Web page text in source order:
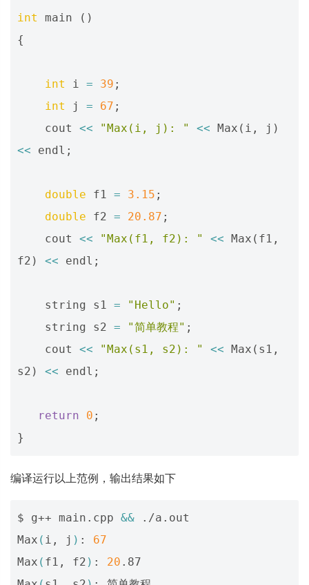
int main
()
{
int i = 39 ;
int
j = 67 ;
cout
<< "Max(i, j): " << Max ( i , j )
<<
endl ;
double f1 = 3.15 ;
double
f2 = 20.87 ;
cout
<< "Max(f1, f2): " << Max ( f1 ,
f2 ) << endl ;
string s1 = "Hello" ;
string
s2 = "简单教程" ;
cout
<< "Max(s1, s2): " << Max ( s1 ,
s2 ) << endl ;
return 0 ;
}
编译运行以上范例，输出结果如下
$ g++ main.cpp && ./a.out
Max ( i, j ) : 67
Max ( f1, f2 ) : 20 .87